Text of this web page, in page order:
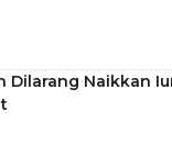
Dilarang Naikkan